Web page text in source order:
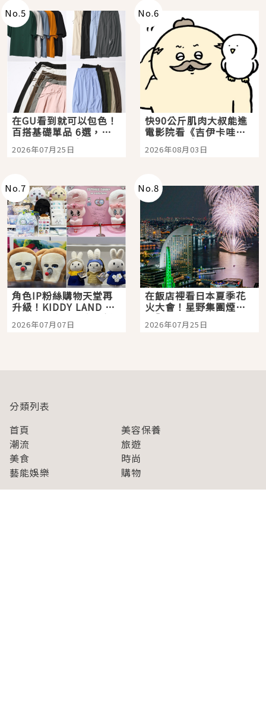
No.5
在GU看到就可以包色！
百搭基礎單品 6選，閉
眼全收也不心疼
2026年07月25日
No.6
快90公斤肌肉大叔能進
電影院看《吉伊卡哇》
嗎？日本重金屬樂團
「打首」會長與nagano
2026年08月03日
No.7
角色IP粉絲購物天堂再
升級！KIDDY LAND 原
宿店吉伊卡哇迎客，新
開幕 OMOKADO 店3分
2026年07月07日
No.8
在飯店裡看日本夏季花
火大會！星野集團煙火
景觀飯店6選，讓你不用
人擠人悠閒欣賞
2026年07月25日
分類列表
首頁
美容保養
潮流
旅遊
美食
時尚
藝能娛樂
購物